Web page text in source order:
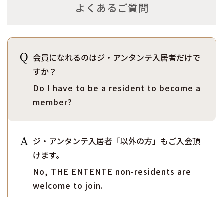
よくあるご質問
会員になれるのはジ・アンタンテ入居者だけで
すか？
Do I have to be a resident to become a
member?
ジ・アンタンテ入居者「以外の方」もご入会頂
けます。
No, THE ENTENTE non-residents are
welcome to join.